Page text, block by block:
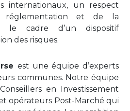
internationaux, un respect
et de la
le cadre d’un dispositif
des risques.
est une équipe d’experts
communes. Notre équipe
en Investissement
opérateurs Post-Marché qui